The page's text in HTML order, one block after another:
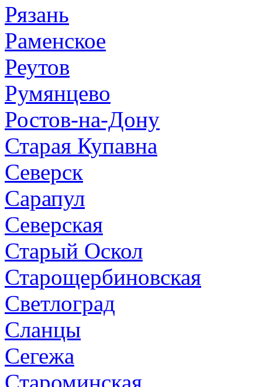
Рязань
Раменское
Реутов
Румянцево
Ростов-на-Дону
Старая Купавна
Северск
Сарапул
Северская
Старый Оскол
Старощербиновская
Светлоград
Сланцы
Сегежа
Староминская